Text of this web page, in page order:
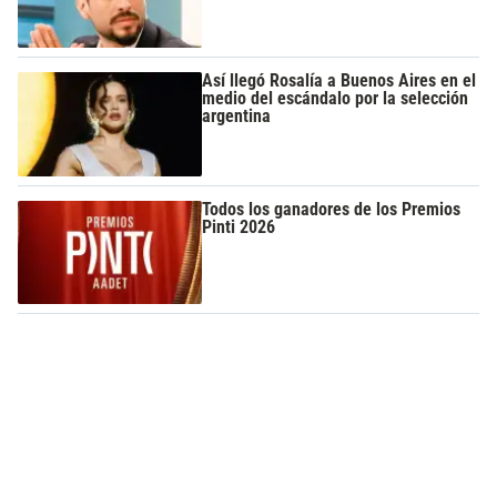
Así llegó Rosalía a Buenos Aires en el
medio del escándalo por la selección
argentina
Todos los ganadores de los Premios
Pinti 2026